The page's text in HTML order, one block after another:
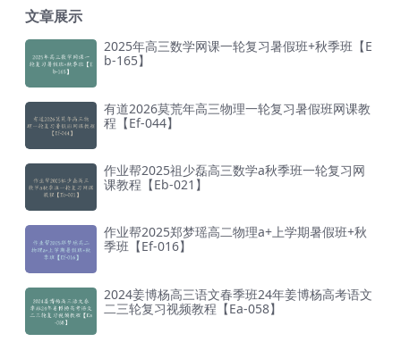
文章展示
2025年高三数学网课一轮复习暑假班+秋季班【E
b-165】
有道2026莫荒年高三物理一轮复习暑假班网课教
程【Ef-044】
作业帮2025祖少磊高三数学a秋季班一轮复习网
课教程【Eb-021】
作业帮2025郑梦瑶高二物理a+上学期暑假班+秋
季班【Ef-016】
2024姜博杨高三语文春季班24年姜博杨高考语文
二三轮复习视频教程【Ea-058】